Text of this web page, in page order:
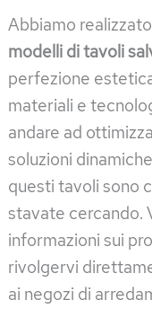
Abbiamo
modelli di tavoli
perfezione
materiali e
andare ad
soluzioni
questi tavoli sono
stavate cercando.
informazioni sui
rivolgervi
ai negozi di